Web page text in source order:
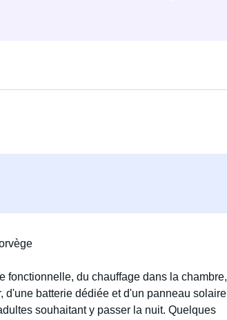
fonctionnelle, du chauffage dans la chambre,
batterie dédiée et d'un panneau solaire
souhaitant y passer la nuit. Quelques